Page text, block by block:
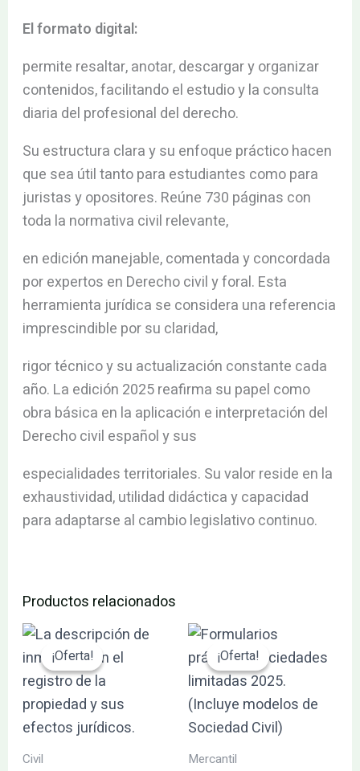
El formato digital:
permite resaltar, anotar, descargar y organizar
contenidos, facilitando el estudio y la consulta
diaria del profesional del derecho.
Su estructura clara y su enfoque práctico hacen
que sea útil tanto para estudiantes como para
juristas y opositores. Reúne 730 páginas con
toda la normativa civil relevante,
en edición manejable, comentada y concordada
por expertos en Derecho civil y foral. Esta
herramienta jurídica se considera una referencia
imprescindible por su claridad,
rigor técnico y su actualización constante cada
año. La edición 2025 reafirma su papel como
obra básica en la aplicación e interpretación del
Derecho civil español y sus
especialidades territoriales. Su valor reside en la
exhaustividad, utilidad didáctica y capacidad
para adaptarse al cambio legislativo continuo.
Productos relacionados
¡Oferta!
¡Oferta!
Civil
El
precio
original
era:
51.58€.
El
precio
actual
es:
49.00€.
¡Oferta!
¡Oferta!
Mercantil
El
precio
original
era:
205.92€.
precio
actual
es:
195.62€.